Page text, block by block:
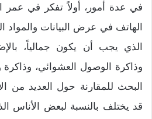
في عدة أمور، أولاً تفكر في عمر
الهاتف في عرض البيانات والمواد
الذي يجب أن يكون جمالياً،
وذاكرة الوصول العشوائي، وذاكرة
البحث للمقارنة حول العديد من
قد يختلف بالنسبة لبعض الأناس